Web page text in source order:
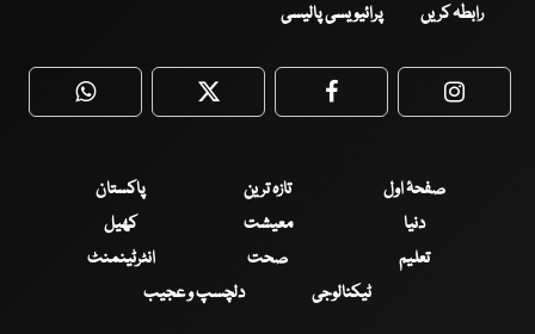
رابطہ کریں پرائیویسی پالیسی
WhatsApp Twitter Facebook
صفحۂ اول تازہ ترین
پاکستان
دنیا
معیشت
کھیل
تعلیم
صحت
انٹرٹینمنٹ
ٹیکنالوجی
دلچسپ و عجیب